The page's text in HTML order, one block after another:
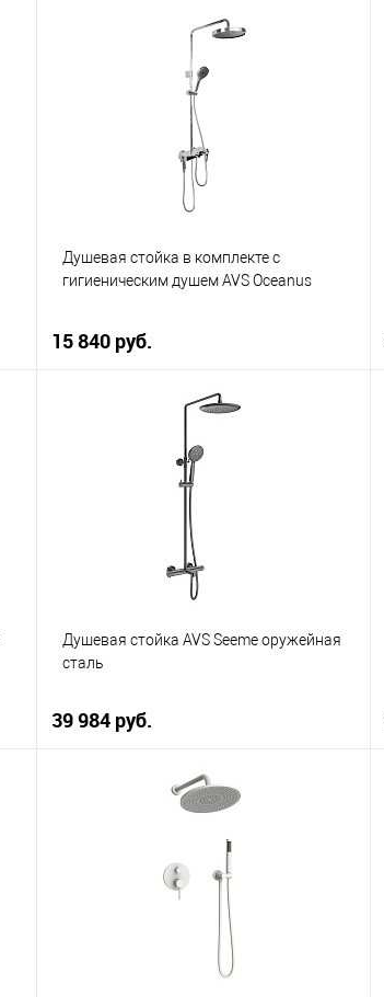
В корзину
Душевая стойка в комплекте с
гигиеническим душем AVS Oceanus
15 840 руб.
В корзину
Душевая стойка AVS Seeme оружейная
сталь
39 984 руб.
В корзину